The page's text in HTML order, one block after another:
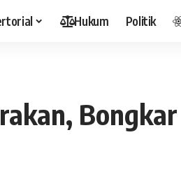
Hukum Politik
Bongkar